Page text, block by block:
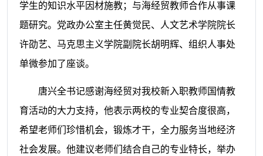
学生的知识水平因材施教；与海经贸教师合作从事课
题研究。党政办公室主任黄觉民、人文艺术学院院长
许劭艺、马克思主义学院副院长胡明辉、组织人事处
单微参加了座谈。
唐兴全书记感谢海经贸对我校新入职教师国情教
育活动的大力支持，他表示两校的专业契合度很高，
希望老师们珍惜机会，锻炼才干，全力服务当地经济
社会发展。他建议老师们结合自己的专业特长，举办